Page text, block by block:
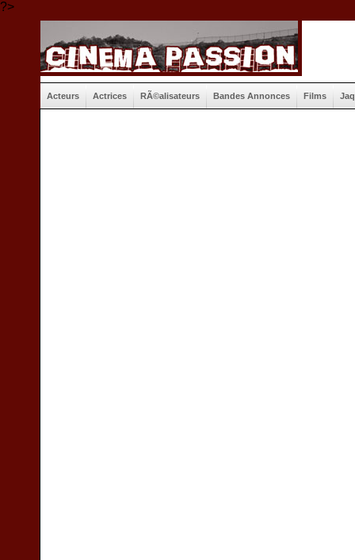
?>
Acteurs Actrices RÃ©alisateurs Bandes Annonces Films